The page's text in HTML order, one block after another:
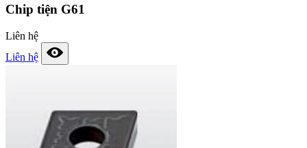
Chip tiện G61
Liên hệ
Liên hệ